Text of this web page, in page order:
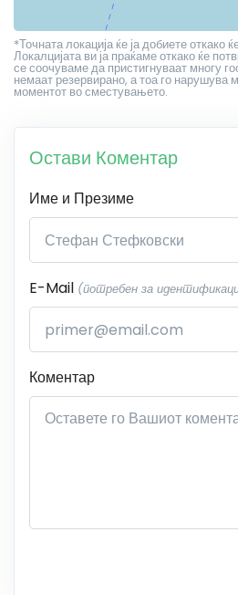
*Точната локација ќе ја добиете откако
Локалцијата ви ја праќаме откако ќе
се соочуваме да пристигнуваат многу
немаат резервирано, а тоа го нарушува
моментот во сместувањето.
Остави Коментар
Име и Презиме
E-Mail (потребен за
Коментар